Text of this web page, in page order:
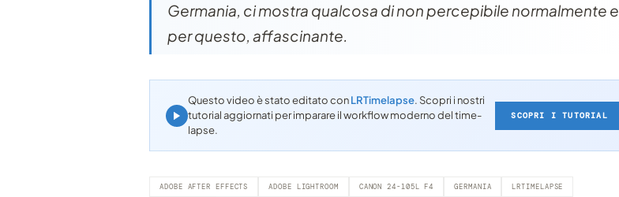
Germania, ci mostra qualcosa di non percepibile normalmente e
per questo, affascinante.
Questo video è stato editato conLRTimelapse. Scopri i nostri
tutorial aggiornati per imparare il workflow moderno del time-
lapse.
SCOPRI I TUTORIAL
ADOBE AFTER EFFECTS ADOBE LIGHTROOM CANON 24-105L F4 GERMANIA LRTIMELAPSE